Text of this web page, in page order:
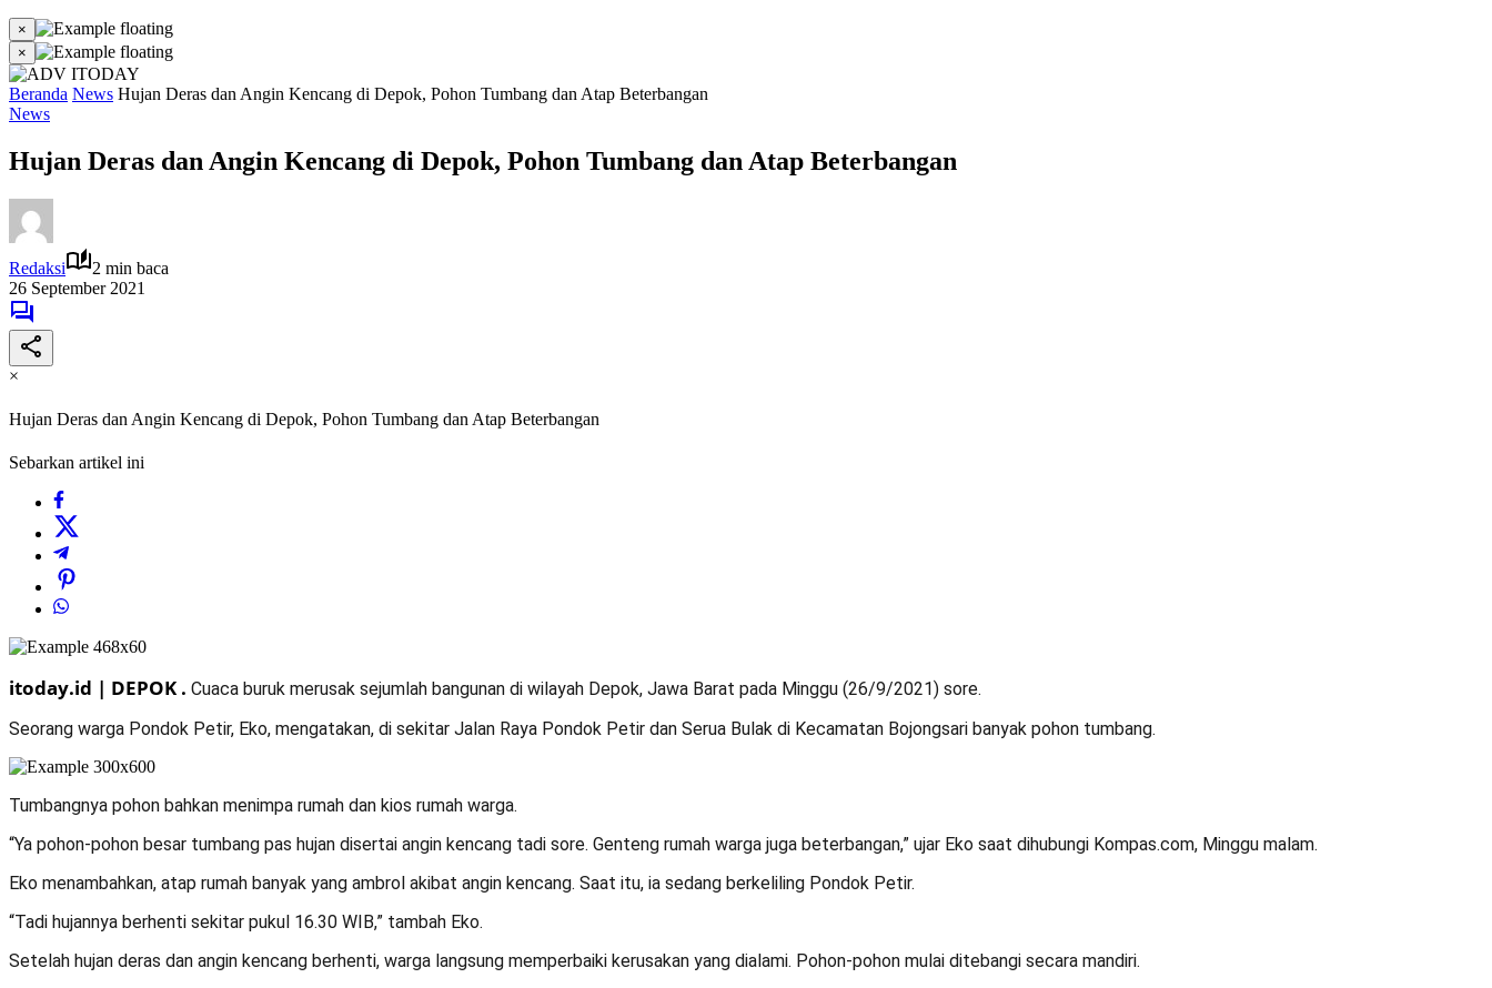
×
×
Beranda News Hujan Deras dan Angin Kencang di Depok, Pohon Tumbang dan Atap Beterbangan
News
Hujan Deras dan Angin Kencang di Depok, Pohon Tumbang dan Atap Beterbangan
Redaksi
2 min baca
26 September 2021
×
Hujan Deras dan Angin Kencang di Depok, Pohon Tumbang dan Atap Beterbangan
Sebarkan artikel ini
itoday.id | DEPOK . Cuaca buruk merusak sejumlah bangunan di wilayah Depok, Jawa Barat pada Minggu (26/9/2021) sore.
Seorang warga Pondok Petir, Eko, mengatakan, di sekitar Jalan Raya Pondok Petir dan Serua Bulak di Kecamatan Bojongsari banyak pohon tumbang.
Tumbangnya pohon bahkan menimpa rumah dan kios rumah warga.
“Ya pohon-pohon besar tumbang pas hujan disertai angin kencang tadi sore. Genteng rumah warga juga beterbangan,” ujar Eko saat dihubungi Kompas.com, Minggu malam.
Eko menambahkan, atap rumah banyak yang ambrol akibat angin kencang. Saat itu, ia sedang berkeliling Pondok Petir.
“Tadi hujannya berhenti sekitar pukul 16.30 WIB,” tambah Eko.
Setelah hujan deras dan angin kencang berhenti, warga langsung memperbaiki kerusakan yang dialami. Pohon-pohon mulai ditebangi secara mandiri.